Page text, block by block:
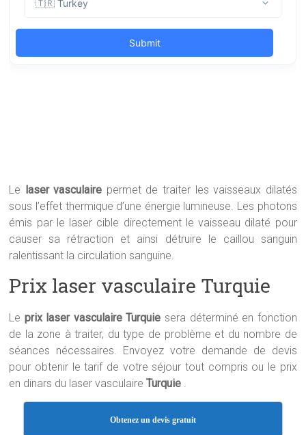
Le laser vasculaire permet de traiter les vaisseaux dilatés
sous l’effet thermique d’une énergie lumineuse. Les photons
émis par le laser cible directement le vaisseau dilaté pour
causer sa rétraction et ainsi détruire le caillou sanguin
ralentissant la circulation sanguine.
Prix laser vasculaire Turquie
Le prix laser vasculaire Turquie sera déterminé en fonction
de la zone à traiter, du type de problème et du nombre de
séances nécessaires. Envoyez votre demande de devis
pour obtenir le tarif de votre séjour tout compris ou le prix
en dinars du laser vasculaireTurquie .
Obtenez un devis gratuit